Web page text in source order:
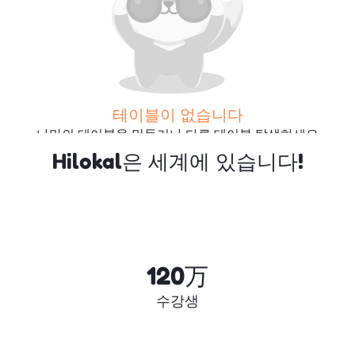
테이블이 없습니다
나만의 테이블을 만들거나 다른 테이블 탐색하세요
더 많은 테이블 검색
Hilokal은 세계에 있습니다!
120万
수강생